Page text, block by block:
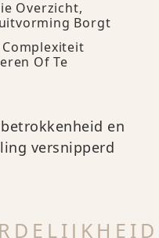
Overzicht,
Borgt
Of Te
en
versnipperd